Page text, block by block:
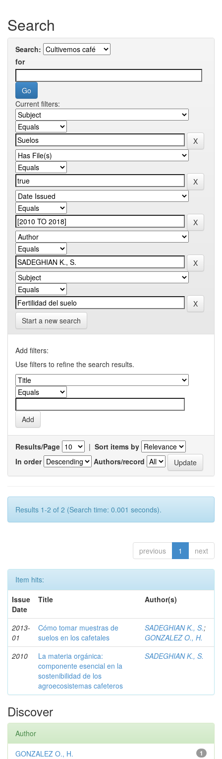
Search
Search:
for
Current filters:
Start a new search
Add filters:
Use filters to refine the search results.
Results/Page | Sort items by
In order
Authors/record
Results 1-2 of 2 (Search time: 0.001 seconds).
previous 1 next
Item hits:
Issue
Date
Title Author(s)
2013-
01
Cómo tomar muestras de
suelos en los cafetales
SADEGHIAN K., S.;
GONZALEZ O., H.
2010
La materia orgánica:
componente esencial en la
sostenibilidad de los
agroecosistemas cafeteros
SADEGHIAN K., S.
Discover
Author
1
GONZALEZ O., H.